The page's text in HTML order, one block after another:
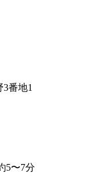
番地1
5〜7分